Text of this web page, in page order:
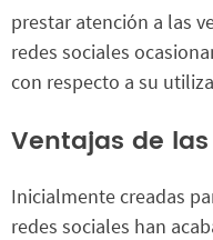
prestar atención a las
redes sociales
con respecto a su
Ventajas de
Inicialmente creadas
redes sociales han